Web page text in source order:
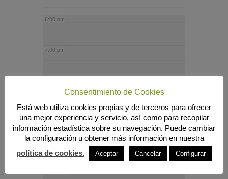
6:00 pm
7:00 pm
9:00 pm
10:00 pm
Consentimiento de Cookies
Está web utiliza cookies propias y de terceros para ofrecer
una mejor experiencia y servicio, así como para recopilar
información estadística sobre su navegación. Puede cambiar
la configuración u obtener más información en nuestra
política de cookies.
Aceptar Cancelar Configurar